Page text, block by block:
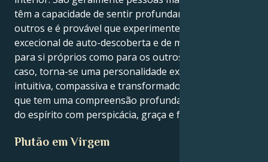
têm a capacidade de sentir profundamente pelos
outros e é provável que experimentem uma viagem
excecional de auto-descoberta e de mudança - tanto
para si próprios como para os outros. Neste último
caso, torna-se uma personalidade extremamente
intuitiva, compassiva e transformadora - uma pessoa
que tem uma compreensão profunda das emoções e
do espírito com perspicácia, graça e força.
Plutão em Virgem